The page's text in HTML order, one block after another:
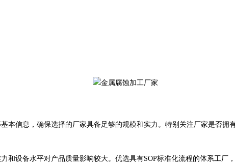
本信息，确保选择的厂家具备足够的规模和实力。特别关注厂家是否
和设备水平对产品质量影响较大。优选具有SOP标准化流程的体系工厂